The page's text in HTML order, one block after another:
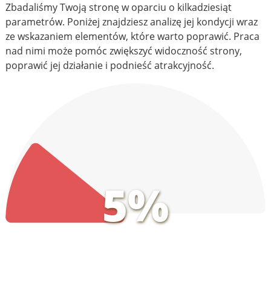
Zbadaliśmy Twoją stronę w oparciu o kilkadziesiąt
parametrów. Poniżej znajdziesz analizę jej kondycji wraz
ze wskazaniem elementów, które warto poprawić. Praca
nad nimi może pomóc zwiększyć widoczność strony,
poprawić jej działanie i podnieść atrakcyjność.
5%